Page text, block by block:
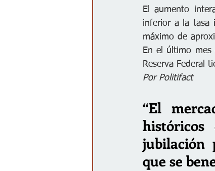
El aumento
inferior a la tasa
máximo de
En el último
Reserva Federal
Por Politifact
“El
jubilación
que se